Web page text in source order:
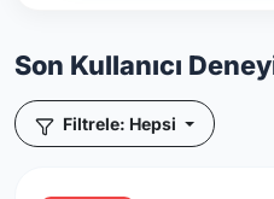
Son Kullanıcı
Filtrele: Hepsi